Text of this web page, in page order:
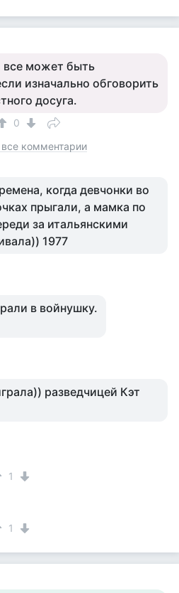
может быть
изначально обговорить
досуга.
0
все комментарии
когда девчонки во
прыгали, а мамка по
за итальянскими
1977
в войнушку.
разведчицей Кэт
1
1